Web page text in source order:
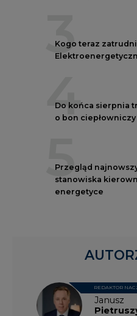
3
Kogo teraz
4
Do końca sierpnia
o bon ciepłowniczy
5
Przegląd
stanowiska
energetyce
Janusz
REDAKTOR